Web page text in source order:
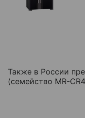
Также в России
(семейство MR-